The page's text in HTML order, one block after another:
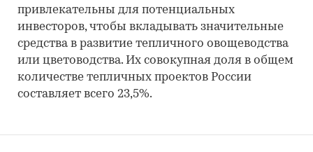
привлекательны для потенциальных
инвесторов, чтобы вкладывать значительные
средства в развитие тепличного овощеводства
или цветоводства. Их совокупная доля в общем
количестве тепличных проектов России
составляет всего 23,5%.